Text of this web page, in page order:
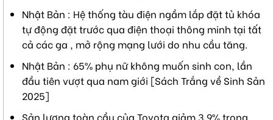
Nhật Bản : Hệ thống tàu điện ngầm lắp đặt tủ khóa
tự động đặt trước qua điện thoại thông minh tại tất
cả các ga , mở rộng mạng lưới do nhu cầu tăng.
Nhật Bản : 65% phụ nữ không muốn sinh con, lần
đầu tiên vượt qua nam giới [Sách Trắng về Sinh Sản
2025]
Sản lượng toàn cầu của Toyota giảm 3,9% trong